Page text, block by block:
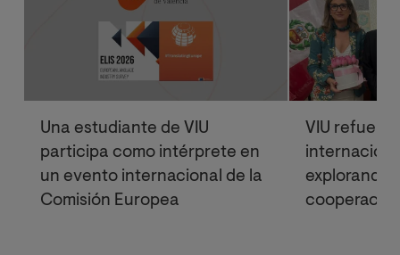
Una estudiante de VIU
participa como intérprete en
un evento internacional de la
Comisión Europea
VIU
explorando